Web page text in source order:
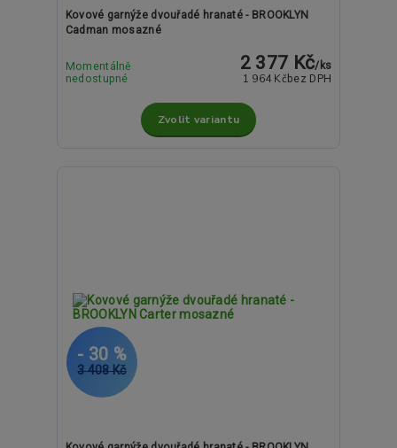
Kovové garnýže dvouřadé hranaté - BROOKLYN
Cadman mosazné
2 377 Kč/ ks
1 964 Kč bez DPH
Momentálně
nedostupné
Zvolit variantu
3 408 Kč
- 30 %